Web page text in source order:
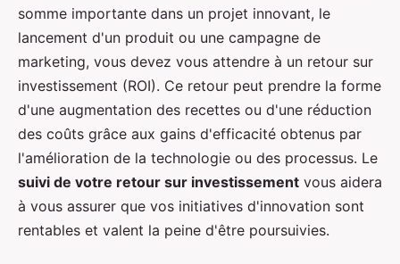
somme importante dans un projet innovant, le
lancement d'un produit ou une campagne de
marketing, vous devez vous attendre à un retour sur
investissement (ROI). Ce retour peut prendre la forme
d'une augmentation des recettes ou d'une réduction
des coûts grâce aux gains d'efficacité obtenus par
l'amélioration de la technologie ou des processus. Le
suivi de votre retour sur investissement vous aidera
à vous assurer que vos initiatives d'innovation sont
rentables et valent la peine d'être poursuivies.